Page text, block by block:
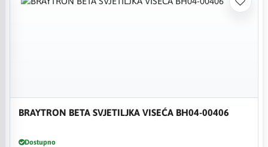
BRAYTRON BETA SVJETILJKA VISEĆA BH04-00406
Dostupno